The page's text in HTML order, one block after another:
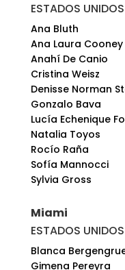
ESTADOS UNIDOS
Ana Bluth
Ana Laura Cooney
Anahí De Canio
Cristina Weisz
Denisse Norman
Gonzalo Bava
Lucía Echenique
Natalia Toyos
Rocío Raña
Sofía Mannocci
Sylvia Gross
Miami
ESTADOS UNIDOS
Blanca
Gimena Pereyra